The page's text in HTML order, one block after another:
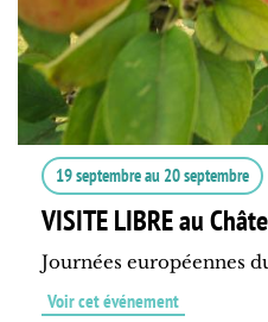
19 septembreau 20 septembre
VISITE LIBRE au
Journées européennes
Voir cet événement